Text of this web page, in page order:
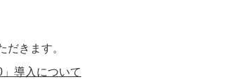
きます。
導入について